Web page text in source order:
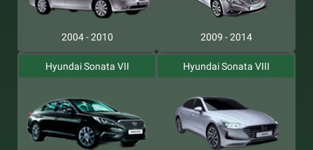
2004 - 2010 2009 - 2014
Hyundai Sonata VII Hyundai Sonata VIII